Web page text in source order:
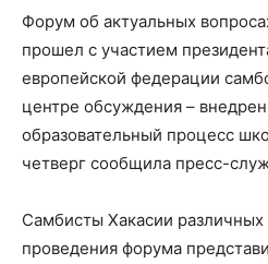
Форум об актуальных
прошел с участием
европейской федерации
центре обсуждения –
образовательный процесс
четверг сообщила пресс-
Самбисты Хакасии различных
проведения форума